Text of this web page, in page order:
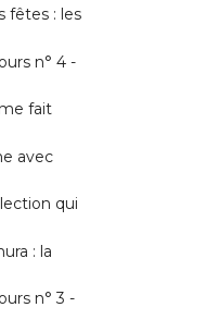
fêtes : les
n° 4 -
fait
avec
qui
: la
n° 3 -